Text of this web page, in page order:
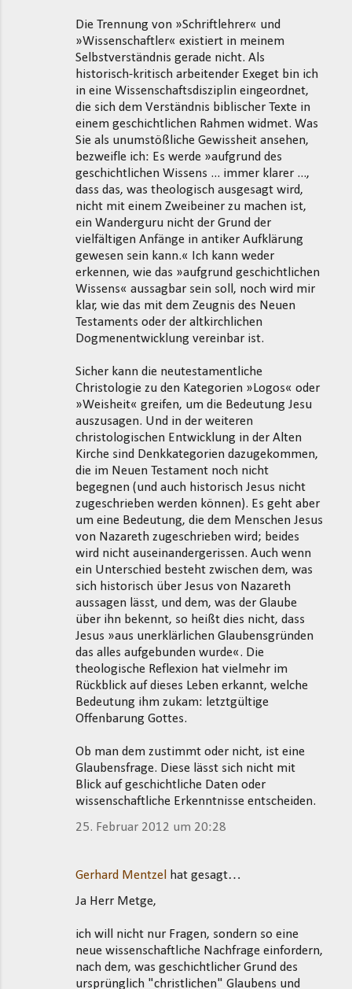
Die Trennung von »Schriftlehrer« und
»Wissenschaftler« existiert in meinem
Selbstverständnis gerade nicht. Als
historisch-kritisch arbeitender Exeget bin ich
in eine Wissenschaftsdisziplin eingeordnet,
die sich dem Verständnis biblischer Texte in
einem geschichtlichen Rahmen widmet. Was
Sie als unumstößliche Gewissheit ansehen,
bezweifle ich: Es werde »aufgrund des
geschichtlichen Wissens ... immer klarer ...,
dass das, was theologisch ausgesagt wird,
nicht mit einem Zweibeiner zu machen ist,
ein Wanderguru nicht der Grund der
vielfältigen Anfänge in antiker Aufklärung
gewesen sein kann.« Ich kann weder
erkennen, wie das »aufgrund geschichtlichen
Wissens« aussagbar sein soll, noch wird mir
klar, wie das mit dem Zeugnis des Neuen
Testaments oder der altkirchlichen
Dogmenentwicklung vereinbar ist.
Sicher kann die neutestamentliche
Christologie zu den Kategorien »Logos« oder
»Weisheit« greifen, um die Bedeutung Jesu
auszusagen. Und in der weiteren
christologischen Entwicklung in der Alten
Kirche sind Denkkategorien dazugekommen,
die im Neuen Testament noch nicht
begegnen (und auch historisch Jesus nicht
zugeschrieben werden können). Es geht aber
um eine Bedeutung, die dem Menschen Jesus
von Nazareth zugeschrieben wird; beides
wird nicht auseinandergerissen. Auch wenn
ein Unterschied besteht zwischen dem, was
sich historisch über Jesus von Nazareth
aussagen lässt, und dem, was der Glaube
über ihn bekennt, so heißt dies nicht, dass
Jesus »aus unerklärlichen Glaubensgründen
das alles aufgebunden wurde«. Die
theologische Reflexion hat vielmehr im
Rückblick auf dieses Leben erkannt, welche
Bedeutung ihm zukam: letztgültige
Offenbarung Gottes.
Ob man dem zustimmt oder nicht, ist eine
Glaubensfrage. Diese lässt sich nicht mit
Blick auf geschichtliche Daten oder
wissenschaftliche Erkenntnisse entscheiden.
25. Februar 2012 um 20:28
Gerhard Mentzel
hat gesagt…
Ja Herr Metge,
ich will nicht nur Fragen, sondern so eine
neue wissenschaftliche Nachfrage einfordern,
nach dem, was geschichtlicher Grund des
ursprünglich "christlichen" Glaubens und